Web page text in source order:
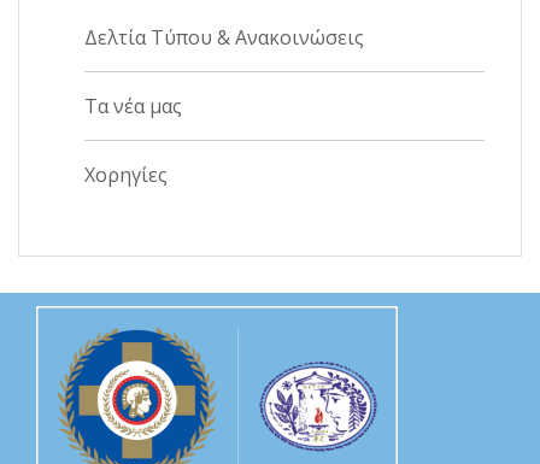
Δελτία Τύπου & Ανακοινώσεις
Τα νέα μας
Χορηγίες